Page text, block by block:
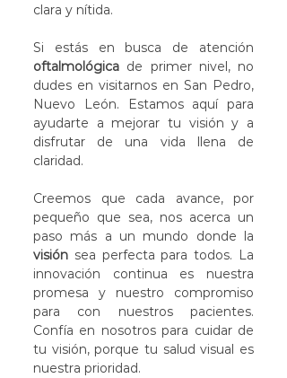
clara y nítida.
oftalmológica de primer nivel, no
dudes en visitarnos en San Pedro,
Nuevo León. Estamos aquí para
ayudarte a mejorar tu visión y a
disfrutar de una vida llena de
claridad.
Creemos que cada avance, por
pequeño que sea, nos acerca un
visión sea perfecta para todos. La
innovación continua es nuestra
promesa y nuestro compromiso
para con nuestros pacientes.
Confía en nosotros para cuidar de
tu visión, porque tu salud visual es
nuestra prioridad.